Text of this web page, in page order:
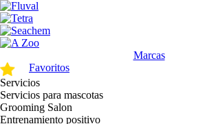
Marcas
Favoritos
Servicios
Servicios para mascotas
Grooming Salon
Entrenamiento positivo